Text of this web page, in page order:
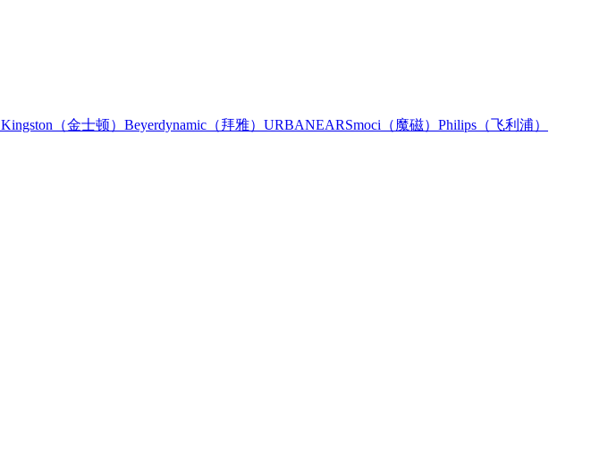
Kingston（金士顿） Beyerdynamic（拜雅） URBANEARSmoci（魔磁） Philips（飞利浦）